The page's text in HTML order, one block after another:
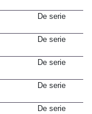
De serie
De serie
De serie
De serie
De serie